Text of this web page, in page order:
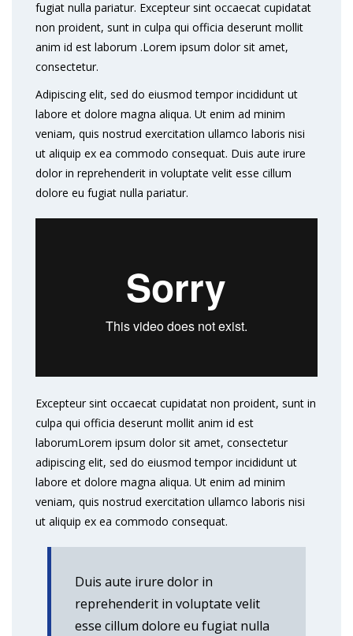
fugiat nulla pariatur. Excepteur sint occaecat cupidatat
non proident, sunt in culpa qui officia deserunt mollit
anim id est laborum .Lorem ipsum dolor sit amet,
consectetur.
Adipiscing elit, sed do eiusmod tempor incididunt ut
labore et dolore magna aliqua. Ut enim ad minim
veniam, quis nostrud exercitation ullamco laboris nisi
ut aliquip ex ea commodo consequat. Duis aute irure
dolor in reprehenderit in voluptate velit esse cillum
dolore eu fugiat nulla pariatur.
Excepteur sint occaecat cupidatat non proident, sunt in
culpa qui officia deserunt mollit anim id est
laborumLorem ipsum dolor sit amet, consectetur
adipiscing elit, sed do eiusmod tempor incididunt ut
labore et dolore magna aliqua. Ut enim ad minim
veniam, quis nostrud exercitation ullamco laboris nisi
ut aliquip ex ea commodo consequat.
Duis aute irure dolor in
reprehenderit in voluptate velit
esse cillum dolore eu fugiat nulla